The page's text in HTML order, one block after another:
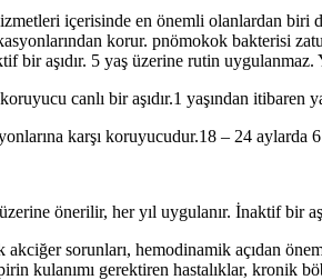
içerisinde en önemli olanlardan biri
korur. pnömokok bakterisi
bir aşıdır. 5 yaş üzerine rutin
canlı bir aşıdır.1 yaşından
karşı koruyucudur.18 – 24 aylarda
önerilir, her yıl uygulanır. İnaktif bir
sorunları, hemodinamik açıdan
kulanımı gerektiren hastalıklar, kronik